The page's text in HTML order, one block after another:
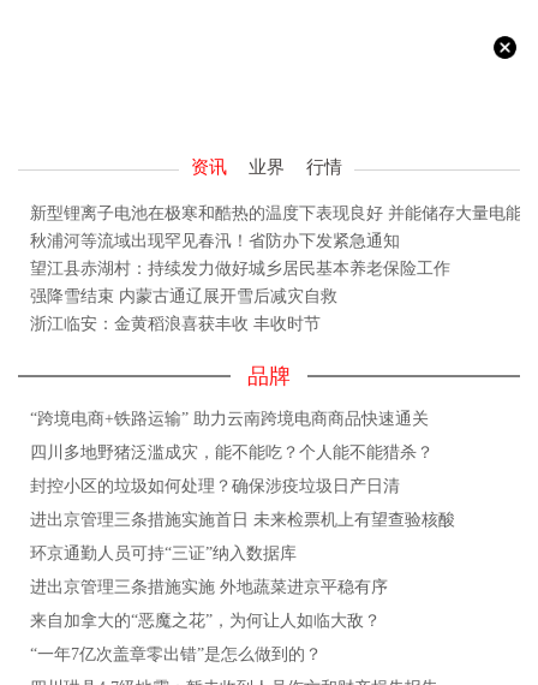
资讯 业界 行情
新型锂离子电池在极寒和酷热的温度下表现良好 并能储存大量电能
秋浦河等流域出现罕见春汛！省防办下发紧急通知
望江县赤湖村：持续发力做好城乡居民基本养老保险工作
强降雪结束 内蒙古通辽展开雪后减灾自救
浙江临安：金黄稻浪喜获丰收 丰收时节
品牌
“跨境电商+铁路运输” 助力云南跨境电商商品快速通关
四川多地野猪泛滥成灾，能不能吃？个人能不能猎杀？
封控小区的垃圾如何处理？确保涉疫垃圾日产日清
进出京管理三条措施实施首日 未来检票机上有望查验核酸
环京通勤人员可持“三证”纳入数据库
进出京管理三条措施实施 外地蔬菜进京平稳有序
来自加拿大的“恶魔之花”，为何让人如临大敌？
“一年7亿次盖章零出错”是怎么做到的？